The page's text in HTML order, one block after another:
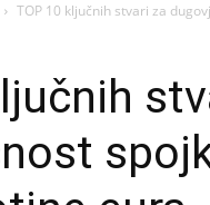
TOP 10 ključnih stvari za